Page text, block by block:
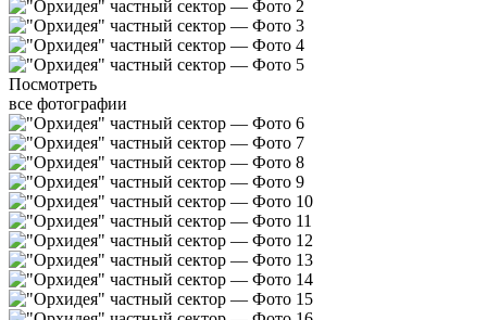
Посмотреть
все фотографии